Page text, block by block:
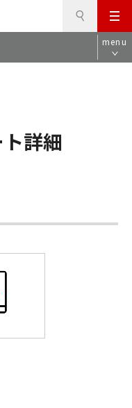
メ
ニ
ュ
menu
詳細